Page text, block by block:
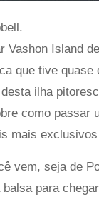
Vashon Island
que tive quase
ilha
como passar
mais
vem, seja de
para